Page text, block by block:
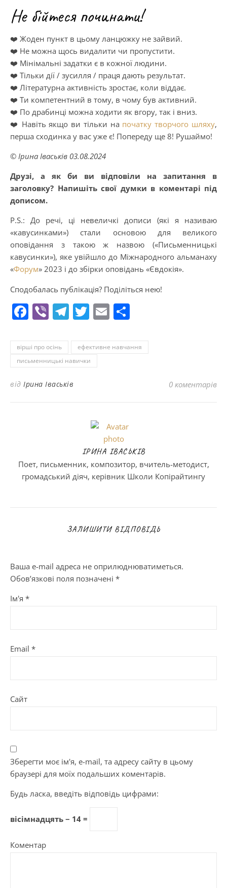
Не бійтеся починати!
❤️ Жоден пункт в цьому ланцюжку не зайвий.
❤️ Не можна щось видалити чи пропустити.
❤️ Мінімальні задатки є в кожної людини.
❤️ Тільки дії / зусилля / праця дають результат.
❤️ Літературна активність зростає, коли віддає.
❤️ Ти компетентний в тому, в чому був активний.
❤️ По драбинці можна ходити як вгору, так і вниз.
❤️ Навіть якщо ви тільки на початку творчого шляху,
перша сходинка у вас уже є! Попереду ще 8! Рушаймо!
© Ірина Іваськів 03.08.2024
Друзі, а як би ви відповіли на запитання в
заголовку? Напишіть свої думки в коментарі під
дописом.
P.S.: До речі, ці невеличкі дописи (які я називаю
«кавусинками») стали основою для великого
оповідання з такою ж назвою («Письменницькі
кавусинки»), яке увійшло до Міжнародного альманаху
«Форум» 2023 і до збірки оповідань «Євдокія».
Сподобалась публікація? Поділіться нею!
Facebook
ViberTelegram
Twitter
Email
вірші про осінь
ефективне навчання
письменницькі навички
від Ірина Іваськів 0 коментарів
ІРИНА ІВАСЬКІВ
Поет, письменник, композитор, вчитель-методист,
громадський діяч, керівник Школи Копірайтингу
ЗАЛИШИТИ ВІДПОВІДЬ
Ваша e-mail адреса не оприлюднюватиметься.
Обов’язкові поля позначені *
Ім'я *
Email *
Сайт
Зберегти моє ім'я, e-mail, та адресу сайту в цьому
браузері для моїх подальших коментарів.
Будь ласка, введіть відповідь цифрами:
вісімнадцять − 14 =
Коментар